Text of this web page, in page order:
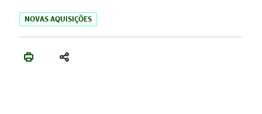
NOVAS AQUISIÇÕES